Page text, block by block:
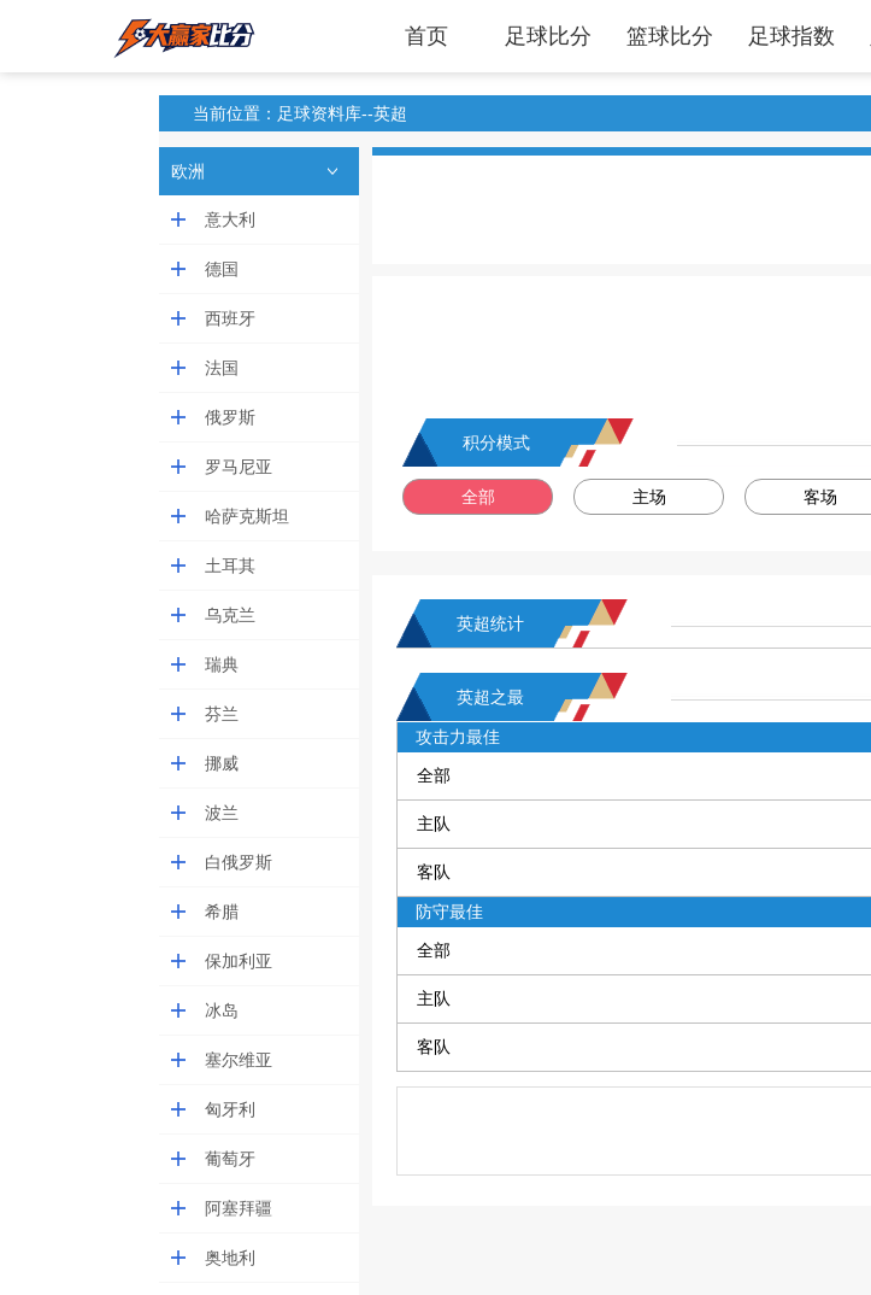
首页 足球比分 篮球比分 足球指数
当前位置：足球资料库--英超
欧洲
意大利
德国
西班牙
法国
俄罗斯
罗马尼亚
哈萨克斯坦
土耳其
乌克兰
瑞典
芬兰
挪威
波兰
白俄罗斯
希腊
保加利亚
冰岛
塞尔维亚
匈牙利
葡萄牙
阿塞拜疆
奥地利
积分模式
全部 主场 客场
英超统计
英超之最
攻击力最佳
全部
主队
客队
防守最佳
全部
主队
客队